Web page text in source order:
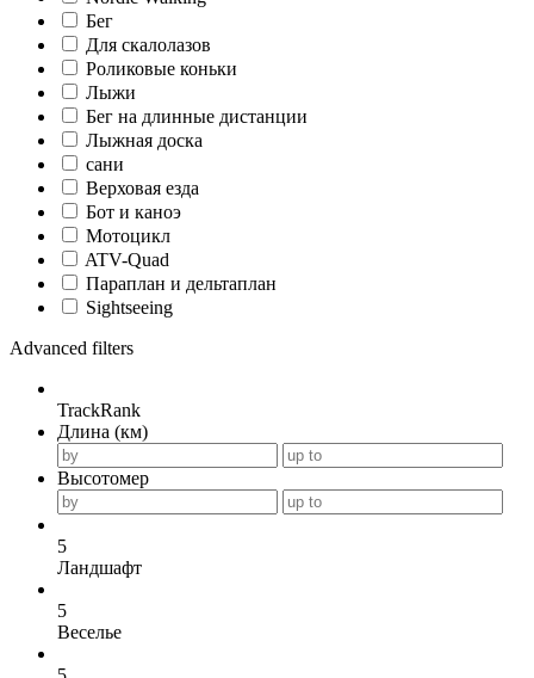
Бег
Для скалолазов
Роликовые коньки
Лыжи
Бег на длинные дистанции
Лыжная доска
сани
Верховая езда
Бот и каноэ
Мотоцикл
ATV-Quad
Параплан и дельтаплан
Sightseeing
Advanced filters
TrackRank
Длина (км)
Высотомер
5
Ландшафт
5
Веселье